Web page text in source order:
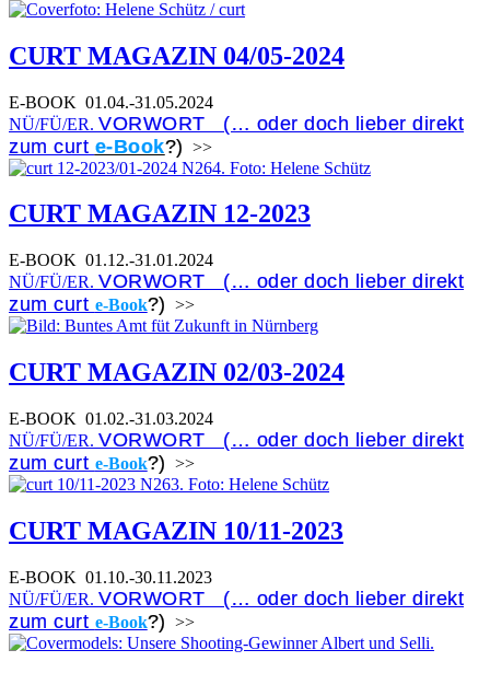
CURT MAGAZIN 04/05-2024
E-BOOK 01.04.-31.05.2024
NÜ/FÜ/ER. VORWORT (… oder doch lieber direkt
zum curt e-Book?) >>
CURT MAGAZIN 12-2023
E-BOOK 01.12.-31.01.2024
NÜ/FÜ/ER. VORWORT (… oder doch lieber direkt
zum curt e-Book?) >>
CURT MAGAZIN 02/03-2024
E-BOOK 01.02.-31.03.2024
NÜ/FÜ/ER. VORWORT (… oder doch lieber direkt
zum curt e-Book?) >>
CURT MAGAZIN 10/11-2023
E-BOOK 01.10.-30.11.2023
NÜ/FÜ/ER. VORWORT (… oder doch lieber direkt
zum curt e-Book?) >>